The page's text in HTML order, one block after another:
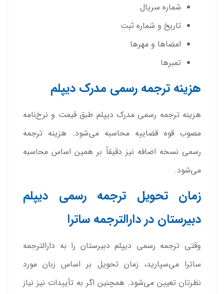
شماره سریال
تاریخ و شماره ثبت
امضاها و مهرها
تمبرها
هزینه ترجمه رسمی مدرک دیپلم
هزینه ترجمه رسمی مدرک دیپلم طبق قیمت و نرخ‌نامه
مصوب قوه قضاییه محاسبه می‌شود. هزینه ترجمه
رسمی نسخه اضافه نیز دقیقاً بر همین اساس محاسبه
می‌شود.
زمان تحویل ترجمه رسمی دیپلم
دبیرستان در دارالترجمه ساترا
وقتی ترجمه رسمی دیپلم دبیرستان را به دارالترجمه
ساترا می‌سپارید، زمان تحویل بر اساس زبان مورد
نظرتان تعیین می‌شود. همچنین اگر به تأییدات نیز نیاز